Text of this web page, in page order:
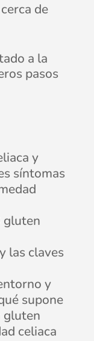
de
a la
pasos
y
síntomas
gluten
las claves
y
supone
gluten
celiaca